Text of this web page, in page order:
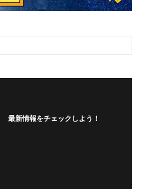
最新情報をチェックしよう！